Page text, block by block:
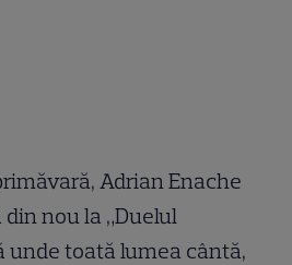
Adrian Enache
nou la „Duelul
unde toată lumea cântă,